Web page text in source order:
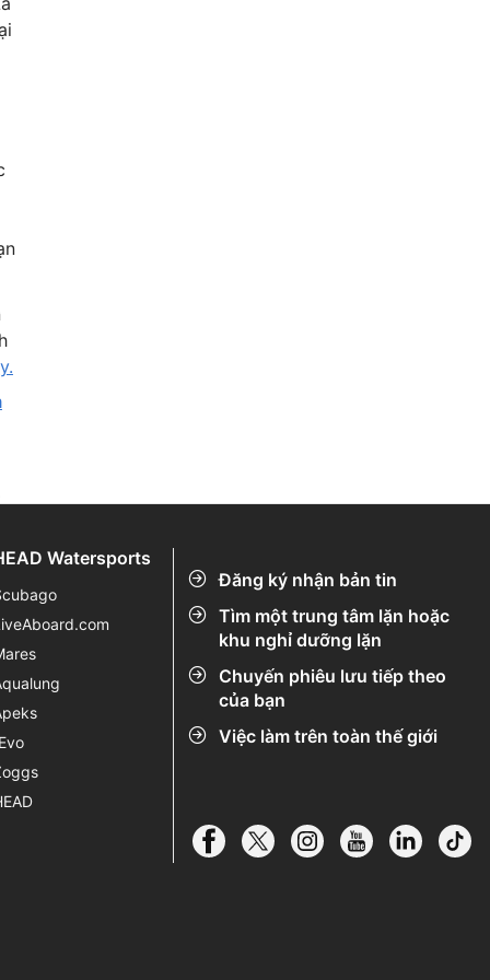
Đăng ký nhận bản tin
Tìm một trung tâm lặn hoặc
khu nghỉ dưỡng lặn
Chuyến phiêu lưu tiếp theo
của bạn
Việc làm trên toàn thế giới
Watersports